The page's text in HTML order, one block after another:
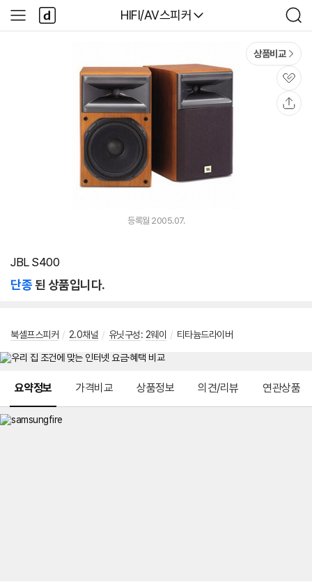
다나와
HIFI/AV스피커
검
색
사
이
다
나
와
상품비교
관
심
등록월 2005.07.
JBL S400
단종된 상품입니다.
북셸프스피커 / 2.0채널 / 유닛구성: 2웨이 / 티타늄드라이버
요약정보 가격비교 상품정보 의견/리뷰 연관상품